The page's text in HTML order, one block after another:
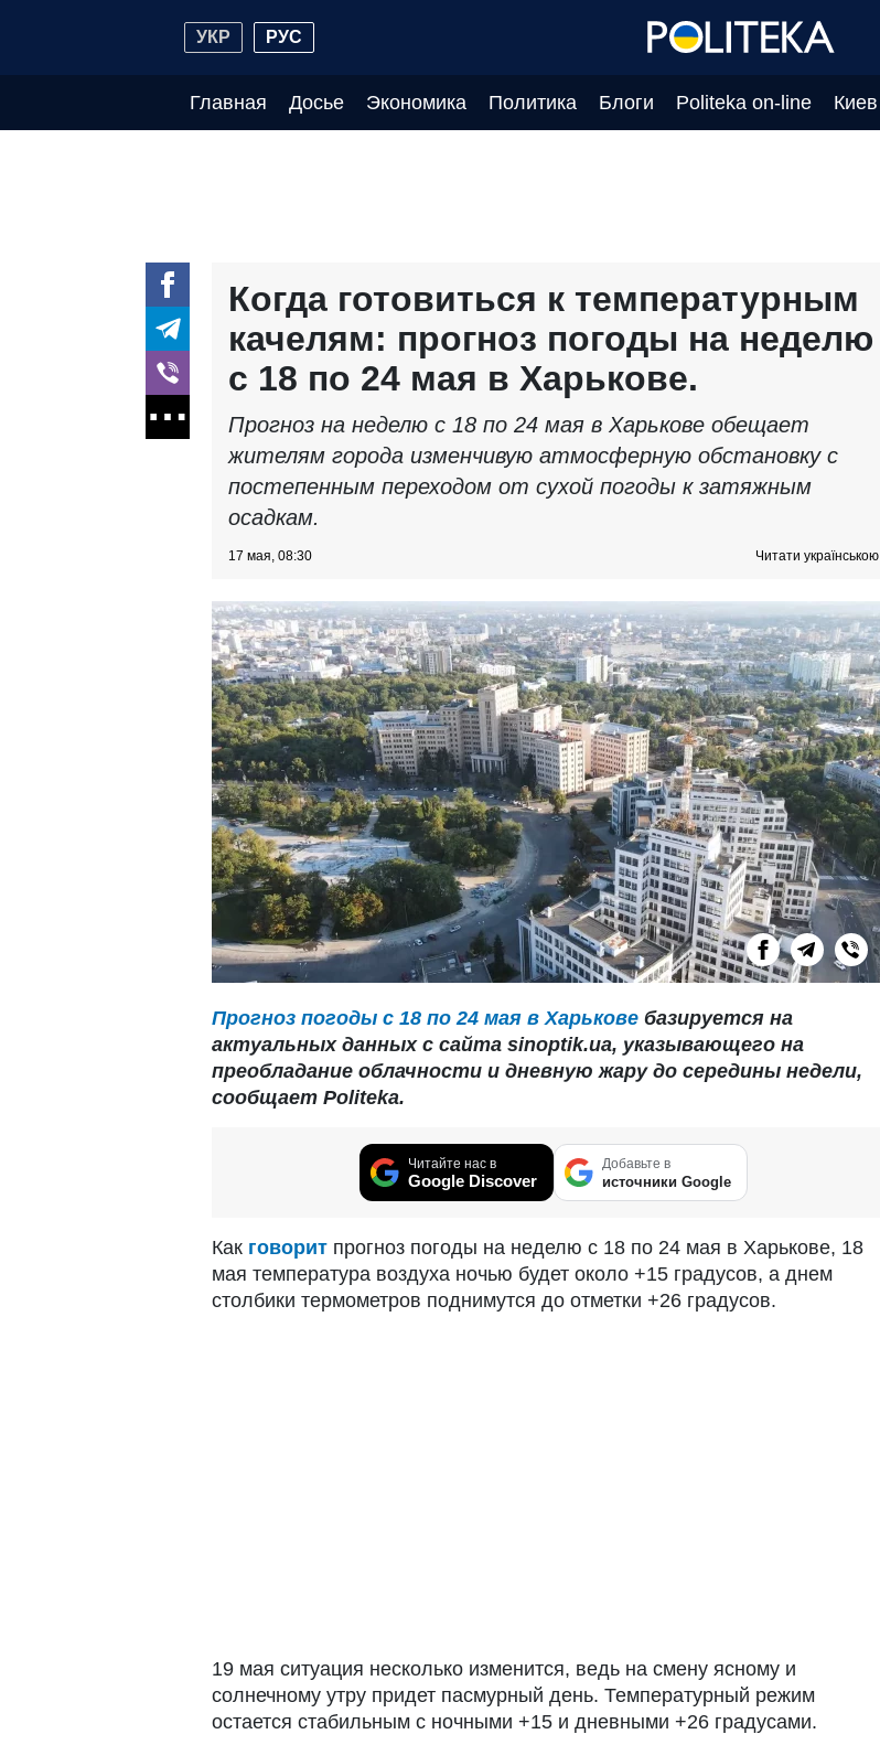
УКР РУС
Главная Досье Экономика Политика Блоги Politeka on-line Киев
Когда готовиться к температурным
качелям: прогноз погоды на неделю
с 18 по 24 мая в Харькове.
Прогноз на неделю с 18 по 24 мая в Харькове обещает
жителям города изменчивую атмосферную обстановку с
постепенным переходом от сухой погоды к затяжным
осадкам.
17 мая, 08:30 Читати українською
Прогноз погоды с 18 по 24 мая в Харькове базируется на
актуальных данных с сайта sinoptik.ua, указывающего на
преобладание облачности и дневную жару до середины недели,
сообщает Politeka.
Читайте нас в
Google Discover
Добавьте в
источники Google
Как говорит прогноз погоды на неделю с 18 по 24 мая в Харькове, 18
мая температура воздуха ночью будет около +15 градусов, а днем ​​
столбики термометров поднимутся до отметки +26 градусов.
19 мая ситуация несколько изменится, ведь на смену ясному и
солнечному утру придет пасмурный день. Температурный режим
остается стабильным с ночными +15 и дневными +26 градусами.